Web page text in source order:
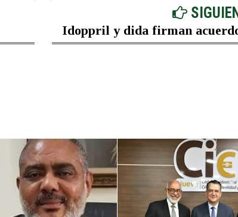
Idoppril y dida firman